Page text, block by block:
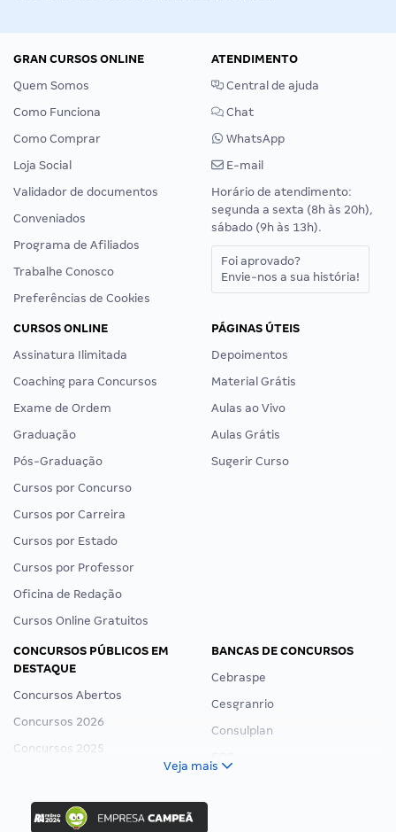
GRAN CURSOS ONLINE
Quem Somos
Como Funciona
Como Comprar
Loja Social
Validador de documentos
Conveniados
Programa de Afiliados
Trabalhe Conosco
Preferências de Cookies
ATENDIMENTO
Central de ajuda
Chat
WhatsApp
E-mail
Horário de atendimento:
segunda a sexta (8h às 20h),
sábado (9h às 13h).
Foi aprovado?
Envie-nos a sua história!
CURSOS ONLINE
Assinatura Ilimitada
Coaching para Concursos
Exame de Ordem
Graduação
Pós-Graduação
Cursos por Concurso
Cursos por Carreira
Cursos por Estado
Cursos por Professor
Oficina de Redação
Cursos Online Gratuitos
PÁGINAS ÚTEIS
Depoimentos
Material Grátis
Aulas ao Vivo
Aulas Grátis
Sugerir Curso
CONCURSOS PÚBLICOS EM
DESTAQUE
Concursos Abertos
Concursos 2026
Concursos 2025
Concurso Ibama
Concurso MPU
BANCAS DE CONCURSOS
Cebraspe
Cesgranrio
Consulplan
Veja mais